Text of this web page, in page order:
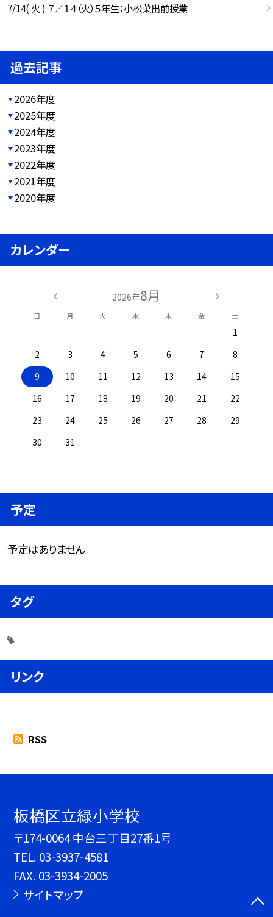
7/14( 火 ) ７／１４（火）５年生：小松菜出前授業
過去記事
2026年度
2025年度
2024年度
2023年度
2022年度
2021年度
2020年度
カレンダー
2026年8月
日 月 火 水 木 金 土
1
2
3 4 5 6 7
8
9
10 11 12 13 14
15
16
17 18 19 20 21
22
23
24 25 26 27 28
29
30
31
予定
予定はありません
タグ
リンク
RSS
板橋区立緑小学校
〒174-0064 中台三丁目27番1号
TEL. 03-3937-4581
FAX. 03-3934-2005
サイトマップ